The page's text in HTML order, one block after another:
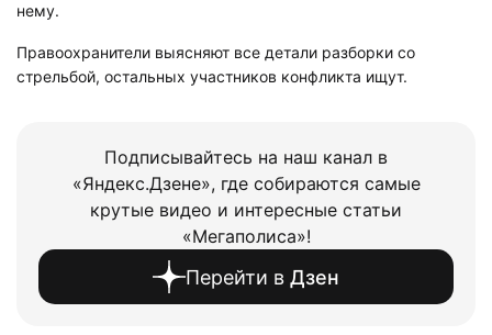
нему.
Правоохранители выясняют все детали разборки со
стрельбой, остальных участников конфликта ищут.
Подписывайтесь на наш канал в
«Яндекс.Дзене», где собираются самые
крутые видео и интересные статьи
«Мегаполиса»!
Перейти в Дзен